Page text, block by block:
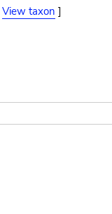
View taxon ]